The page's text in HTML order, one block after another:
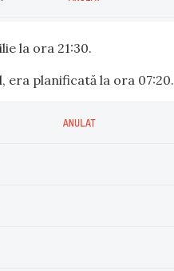
la ora 21:30.
era planificată la ora 07:20.